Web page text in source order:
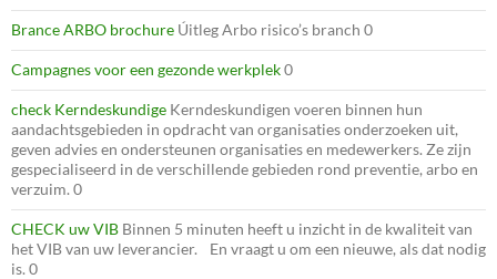
Brance ARBO brochure Úitleg Arbo risico’s branch 0
Campagnes voor een gezonde werkplek0
check Kerndeskundige Kerndeskundigen voeren binnen hun
aandachtsgebieden in opdracht van organisaties onderzoeken uit,
geven advies en ondersteunen organisaties en medewerkers. Ze zijn
gespecialiseerd in de verschillende gebieden rond preventie, arbo en
verzuim. 0
CHECK uw VIB Binnen 5 minuten heeft u inzicht in de kwaliteit van
het VIB van uw leverancier. En vraagt u om een nieuwe, als dat nodig
is. 0